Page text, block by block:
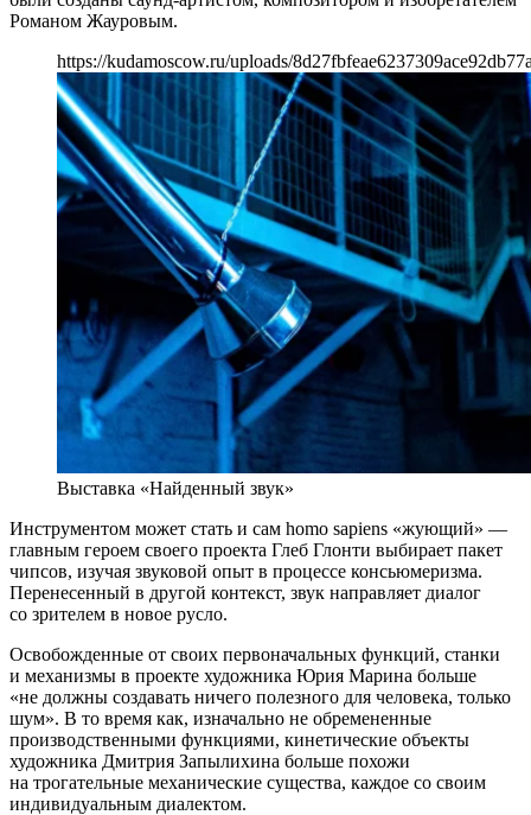
Романом Жауровым.
https://kudamoscow.ru/uploads/
Выставка «Найденный звук»
Инструментом может стать и сам homo sapiens «жующий» —
главным героем своего проекта Глеб Глонти выбирает пакет
чипсов, изучая звуковой опыт в процессе консьюмеризма.
Перенесенный в другой контекст, звук направляет диалог
со зрителем в новое русло.
Освобожденные от своих первоначальных функций, станки
и механизмы в проекте художника Юрия Марина больше
«не должны создавать ничего полезного для человека, только
шум». В то время как, изначально не обремененные
производственными функциями, кинетические объекты
художника Дмитрия Запылихина больше похожи
на трогательные механические существа, каждое со своим
индивидуальным диалектом.